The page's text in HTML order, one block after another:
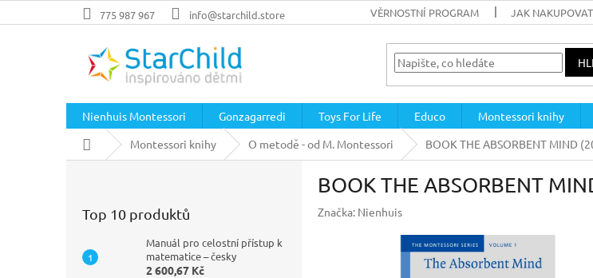
na
775 987 967 info@starchild.store VĚRNOSTNÍ PROGRAM JAK NAKUPOVAT
Nienhuis Montessori Gonzagarredi Toys For Life Educo Montessori knihy
Domů
Montessori knihy O metodě - od M. Montessori BOOK THE ABSORBENT MIND
Top 10 produktů
Manuál pro celostní přístup k
matematice – česky
2 600,67 Kč
BOOK THE ABSORBENT
Značka: Nienhuis